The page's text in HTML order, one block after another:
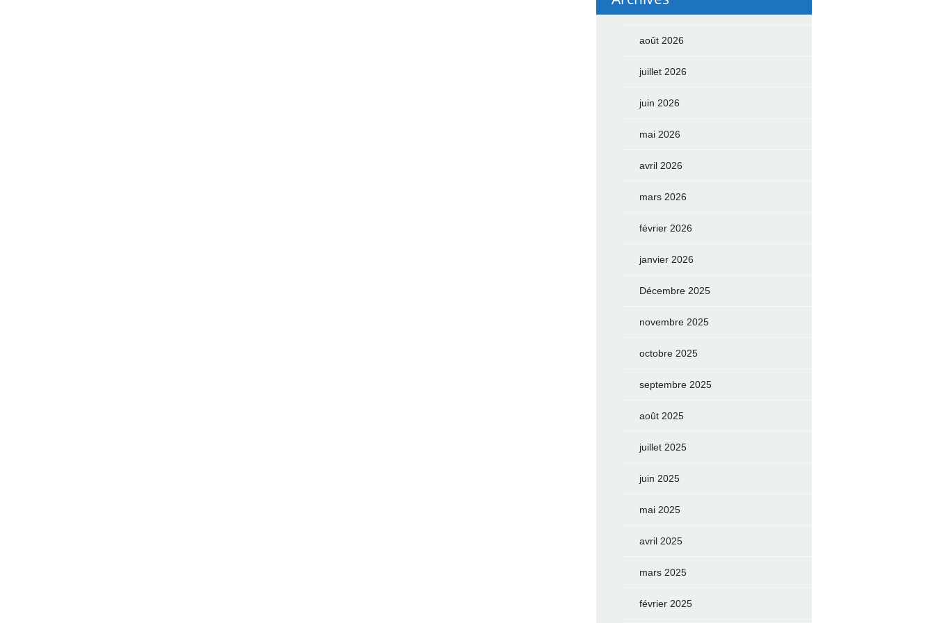
août 2026
juillet 2026
juin 2026
mai 2026
avril 2026
mars 2026
février 2026
janvier 2026
Décembre 2025
novembre 2025
octobre 2025
septembre 2025
août 2025
juillet 2025
juin 2025
mai 2025
avril 2025
mars 2025
février 2025